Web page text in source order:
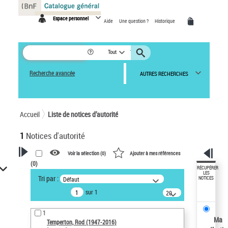
Espace personnel Aide Une question ? Historique
Tout
Recherche avancée AUTRES RECHERCHES
Accueil Liste de notices d’autorité
1 Notices d'autorité
VOTRE RECHERCHE
Recherche avancée dans les
notices d’autorité
Œuvres liées à l'auteur :
Temperton, Rod (1947-2016)
Voir la sélection (0) Ajouter à mes références
(0)
Tri par : Défaut
sur 1
20
résultats/page
1
Temperton, Rod (1947-2016)
RÉCUPÉRER
LES
NOTICES
Ma
Panneau de gestion des cookies